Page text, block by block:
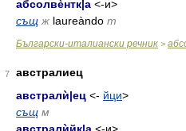
абсолвѐнтк|а <-и>
същ ж laureàndo m
Български-италиански речник >
7
австралиец
австралѝ|ец <- йци>
същ м
австралѝйк|а <-и>